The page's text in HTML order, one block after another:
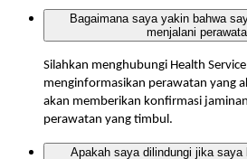
Bagaimana saya yakin bahwa
menjalani
Silahkan menghubungi Health
menginformasikan perawatan yang
akan memberikan konfirmasi
perawatan yang timbul.
Apakah saya dilindungi jika saya